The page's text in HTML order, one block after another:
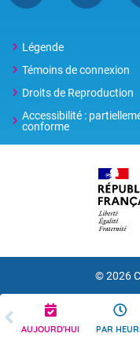
AUJOURD'HUI PAR
Légende
Témoins de connexion
Droits de Reproduction
Accessibilité :
conforme
© 2026